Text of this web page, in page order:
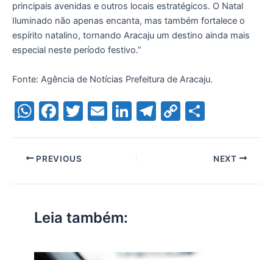
principais avenidas e outros locais estratégicos. O Natal
Iluminado não apenas encanta, mas também fortalece o
espírito natalino, tornando Aracaju um destino ainda mais
especial neste período festivo.”
Fonte: Agência de Notícias Prefeitura de Aracaju.
W
at
s
A
p
p
F
c
e
b
o
o
k
T
E
Li
k
e
dI
T
a
C
Li
ar
e
PREVIOUS NEXT
Leia também: